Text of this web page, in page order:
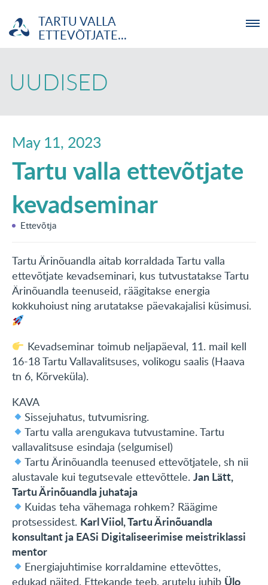
TARTU VALLA
ETTEVÕTJATE...
MTÜ
INVESTOR
TUTVUSTUS
UUDISED
KOOLITUSED
KONTAKT
UUDISED
May 11, 2023
Tartu valla ettevõtjate
kevadseminar
Ettevõtja
Tartu Ärinõuandla aitab korraldada Tartu valla
ettevõtjate kevadseminari, kus tutvustatakse Tartu
Ärinõuandla teenuseid, räägitakse energia
kokkuhoiust ning arutatakse päevakajalisi küsimusi.
Kevadseminar toimub neljapäeval, 11. mail kell
16-18 Tartu Vallavalitsuses, volikogu saalis (Haava
tn 6, Kõrveküla).
KAVA
Sissejuhatus, tutvumisring.
Tartu valla arengukava tutvustamine. Tartu
vallavalitsuse esindaja (selgumisel)
Tartu Ärinõuandla teenused ettevõtjatele, sh nii
alustavale kui tegutsevale ettevõttele. Jan Lätt,
Tartu Ärinõuandla juhataja
Kuidas teha vähemaga rohkem? Räägime
protsessidest. Karl Viiol, Tartu Ärinõuandla
konsultant ja EASi Digitaliseerimise meistriklassi
mentor
Energiajuhtimise korraldamine ettevõttes,
edukad näited. Ettekande teeb, arutelu juhib Ülo